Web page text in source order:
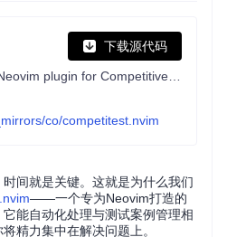
下载源代码
co/competitest.nvim
间就是关键。这就是为什么我们
——一个专为Neovim打造的
能自动化处理与测试案例管理相
精力集中在解决问题上。